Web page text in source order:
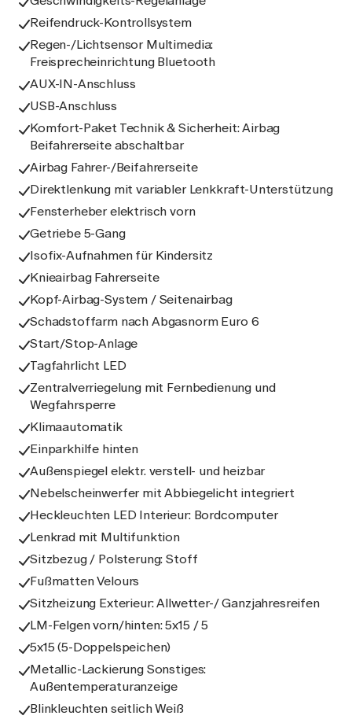
Reifendruck-Kontrollsystem
Regen-/Lichtsensor Multimedia:
Freisprecheinrichtung Bluetooth
AUX-IN-Anschluss
USB-Anschluss
Komfort-Paket Technik & Sicherheit: Airbag
Beifahrerseite abschaltbar
Airbag Fahrer-/Beifahrerseite
Direktlenkung mit variabler Lenkkraft-Unterstützung
Fensterheber elektrisch vorn
Getriebe 5-Gang
Isofix-Aufnahmen für Kindersitz
Knieairbag Fahrerseite
Kopf-Airbag-System / Seitenairbag
Schadstoffarm nach Abgasnorm Euro 6
Start/Stop-Anlage
Tagfahrlicht LED
Zentralverriegelung mit Fernbedienung und
Wegfahrsperre
Klimaautomatik
Einparkhilfe hinten
Außenspiegel elektr. verstell- und heizbar
Nebelscheinwerfer mit Abbiegelicht integriert
Heckleuchten LED Interieur: Bordcomputer
Lenkrad mit Multifunktion
Sitzbezug / Polsterung: Stoff
Fußmatten Velours
Sitzheizung Exterieur: Allwetter-/ Ganzjahresreifen
LM-Felgen vorn/hinten: 5x15 / 5
5x15 (5-Doppelspeichen)
Metallic-Lackierung Sonstiges:
Außentemperaturanzeige
Blinkleuchten seitlich Weiß